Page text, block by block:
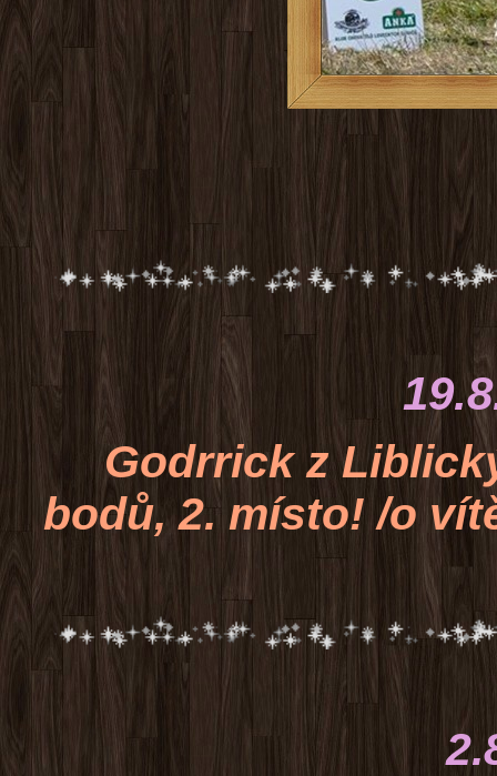
19.8.2015
Godrrick z
bodů, 2. místo! /o
2.8.2015